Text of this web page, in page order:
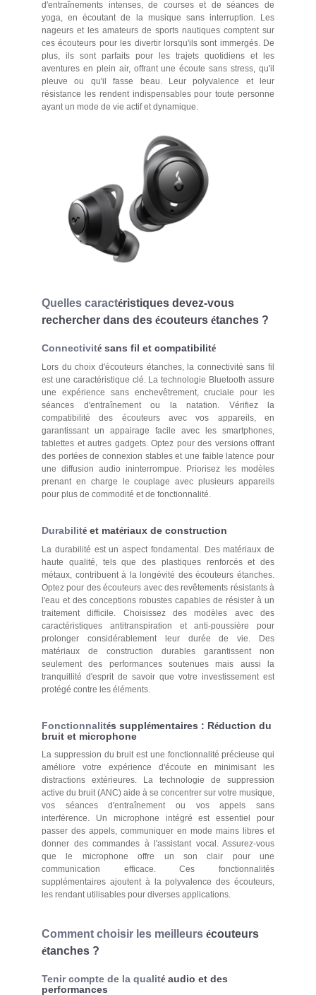
d'entraînements intenses, de courses et de séances de
yoga, en écoutant de la musique sans interruption. Les
nageurs et les amateurs de sports nautiques comptent sur
ces écouteurs pour les divertir lorsqu'ils sont immergés. De
plus, ils sont parfaits pour les trajets quotidiens et les
aventures en plein air, offrant une écoute sans stress, qu'il
pleuve ou qu'il fasse beau. Leur polyvalence et leur
résistance les rendent indispensables pour toute personne
ayant un mode de vie actif et dynamique.
Quelles caractéristiques devez-vous
rechercher dans des écouteurs étanches ?
Connectivité sans fil et compatibilité
Lors du choix d'écouteurs étanches, la connectivité sans fil
est une caractéristique clé. La technologie Bluetooth assure
une expérience sans enchevêtrement, cruciale pour les
séances d'entraînement ou la natation. Vérifiez la
compatibilité des écouteurs avec vos appareils, en
garantissant un appairage facile avec les smartphones,
tablettes et autres gadgets. Optez pour des versions offrant
des portées de connexion stables et une faible latence pour
une diffusion audio ininterrompue. Priorisez les modèles
prenant en charge le couplage avec plusieurs appareils
pour plus de commodité et de fonctionnalité.
Durabilité et matériaux de construction
La durabilité est un aspect fondamental. Des matériaux de
haute qualité, tels que des plastiques renforcés et des
métaux, contribuent à la longévité des écouteurs étanches.
Optez pour des écouteurs avec des revêtements résistants à
l'eau et des conceptions robustes capables de résister à un
traitement difficile. Choisissez des modèles avec des
caractéristiques antitranspiration et anti-poussière pour
prolonger considérablement leur durée de vie. Des
matériaux de construction durables garantissent non
seulement des performances soutenues mais aussi la
tranquillité d'esprit de savoir que votre investissement est
protégé contre les éléments.
Fonctionnalités supplémentaires : Réduction du
bruit et microphone
La suppression du bruit est une fonctionnalité précieuse qui
améliore votre expérience d'écoute en minimisant les
distractions extérieures. La technologie de suppression
active du bruit (ANC) aide à se concentrer sur votre musique,
vos séances d'entraînement ou vos appels sans
interférence. Un microphone intégré est essentiel pour
passer des appels, communiquer en mode mains libres et
donner des commandes à l'assistant vocal. Assurez-vous
que le microphone offre un son clair pour une
communication efficace. Ces fonctionnalités
supplémentaires ajoutent à la polyvalence des écouteurs,
les rendant utilisables pour diverses applications.
Comment choisir les meilleurs écouteurs
étanches ?
Tenir compte de la qualité audio et des
performances